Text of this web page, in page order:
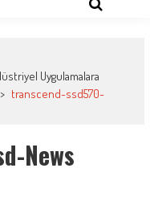
Uygulamalara
> transcend-ssd570-
News